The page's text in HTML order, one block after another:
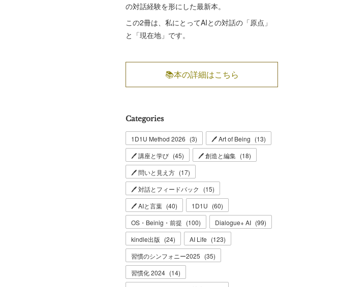
の対話経験を形にした最新本。
この2冊は、私にとってAIとの対話の「原点」
と「現在地」です。
📚本の詳細はこちら
Categories
1D1U Method 2026 (3) 🖊 Art of Being (13)
🖊 講座と学び (45) 🖊 創造と編集 (18)
🖊 問いと見え方 (17)
🖊 対話とフィードバック
(15)
🖊 AIと言葉 (40) 1D1U (60)
OS・Beinig・前提 (100) Dialogue+ AI (99)
kindle出版 (24) AI Life (123)
習慣のシンフォニー2025 (35)
習慣化 2024 (14)